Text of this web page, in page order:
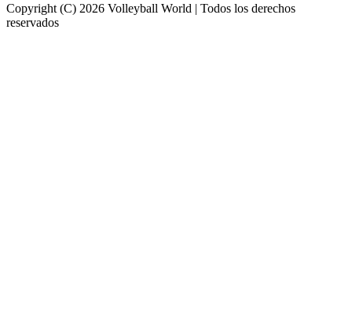
Copyright (C) 2026 Volleyball World | Todos los derechos
reservados